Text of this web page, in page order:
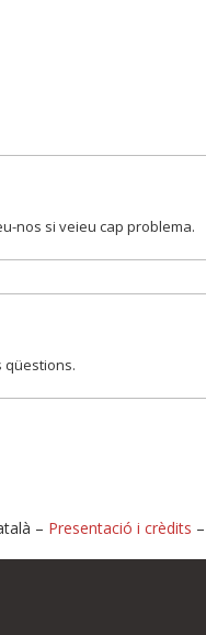
nos si veieu cap problema.
qüestions.
o
– Presentació i crèdits